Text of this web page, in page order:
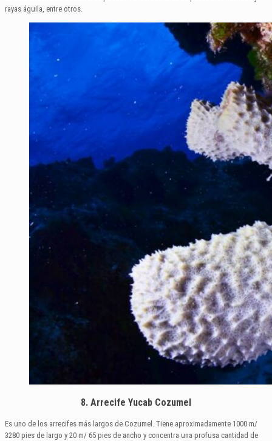
rayas águila, entre otros.
8. Arrecife Yucab Cozumel
Es uno de los arrecifes más largos de Cozumel. Tiene aproximadamente 1000 m/
3280 pies de largo y 20 m/ 65 pies de ancho y concentra una profusa cantidad de